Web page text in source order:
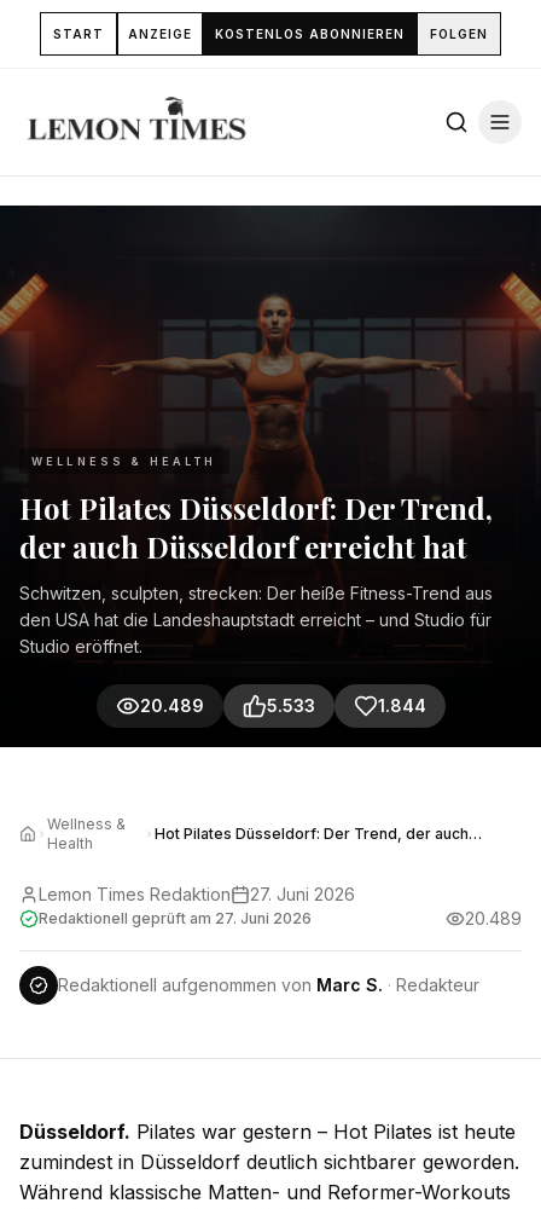
START ANZEIGE KOSTENLOS ABONNIEREN FOLGEN
WELLNESS & HEALTH
Hot Pilates Düsseldorf: Der Trend,
der auch Düsseldorf erreicht hat
Schwitzen, sculpten, strecken: Der heiße Fitness-Trend aus
den USA hat die Landeshauptstadt erreicht – und Studio für
Studio eröffnet.
20.489 5.533 1.844
Wellness &
Health
Hot Pilates Düsseldorf: Der Trend, der auch
Lemon Times Redaktion 27. Juni 2026
Redaktionell geprüft am 27. Juni 2026 20.489
Redaktionell aufgenommen von Marc S. · Redakteur
Düsseldorf. Pilates war gestern – Hot Pilates ist heute
zumindest in Düsseldorf deutlich sichtbarer geworden.
Während klassische Matten- und Reformer-Workouts